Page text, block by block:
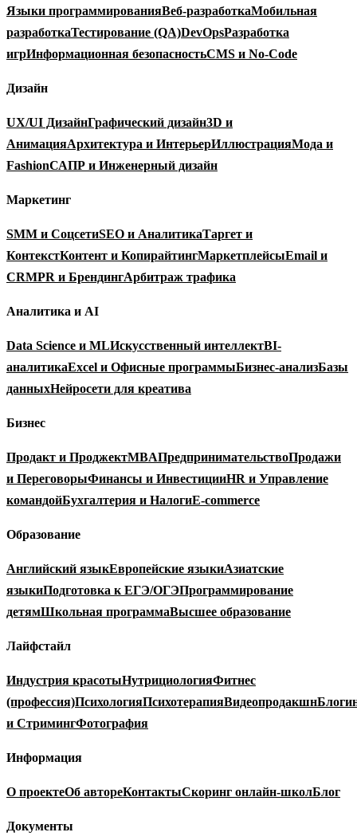
Языки программированияВеб-разработкаМобильная
разработкаТестирование (QA)DevOpsРазработка
игрИнформационная безопасностьCMS и No-Code
Дизайн
UX/UI ДизайнГрафический дизайн3D и
АнимацияАрхитектура и ИнтерьерИллюстрацияМода и
FashionСАПР и Инженерный дизайн
Маркетинг
SMM и СоцсетиSEO и АналитикаТаргет и
КонтекстКонтент и КопирайтингМаркетплейсыEmail и
CRMPR и БрендингАрбитраж трафика
Аналитика и AI
Data Science и MLИскусственный интеллектBI-
аналитикаExcel и Офисные программыБизнес-анализБазы
данныхНейросети для креатива
Бизнес
Продакт и ПроджектMBAПредпринимательствоПродажи
и ПереговорыФинансы и ИнвестицииHR и Управление
командойБухгалтерия и НалогиE-commerce
Образование
Английский языкЕвропейские языкиАзиатские
языкиПодготовка к ЕГЭ/ОГЭПрограммирование
детямШкольная программаВысшее образование
Лайфстайл
Индустрия красотыНутрициологияФитнес
(профессия)ПсихологияПсихотерапияВидеопродакшн
и СтримингФотография
Информация
О проектеОб автореКонтактыСкоринг онлайн-школБлог
Документы